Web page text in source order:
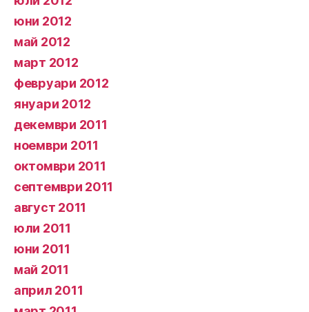
юни 2012
май 2012
март 2012
февруари 2012
януари 2012
декември 2011
ноември 2011
октомври 2011
септември 2011
август 2011
юли 2011
юни 2011
май 2011
април 2011